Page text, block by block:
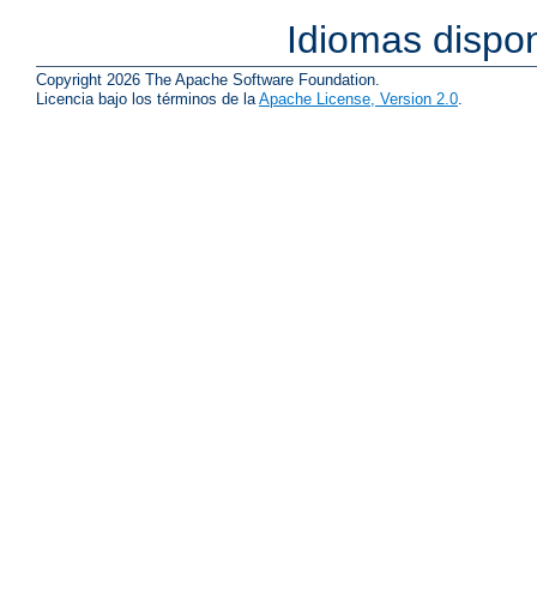
Idiomas
Copyright 2026 The Apache Software Foundation.
Licencia bajo los términos de laApache License, Version 2.0.